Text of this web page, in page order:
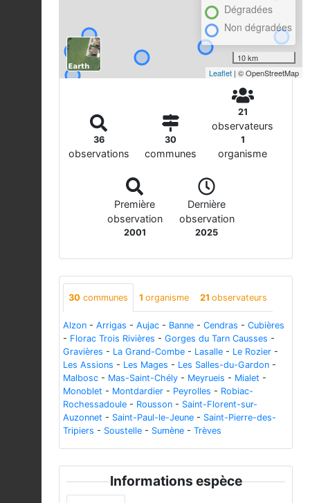
Dégradées
Non dégradées
10 km
Leaflet | © OpenStreetMap
36
observations
30
communes
21
observateurs
1
organisme
Première
observation
2001
Dernière
observation
2025
30 communes 1 organisme 21 observateurs
Alzon - Arrigas - Aujac - Banne - Cendras - Cubières
- Florac Trois Rivières - Gorges du Tarn Causses -
Gravières - La Grand-Combe - Lasalle - Le Rozier -
Les Assions - Les Mages - Les Salles-du-Gardon -
Malbosc - Mas-Saint-Chély - Meyrueis - Mialet -
Monoblet - Montdardier - Peyrolles - Robiac-
Rochessadoule - Rousson - Saint-Florent-sur-
Auzonnet - Saint-Paul-le-Jeune - Saint-Pierre-des-
Tripiers - Soustelle - Sumène - Trèves
Informations espèce